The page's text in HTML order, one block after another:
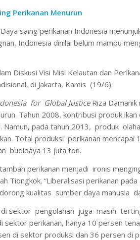
Perikanan Menurun
Daya saing perikanan Indonesia
Indonesia dinilai belum mampu
Diskusi Visi Misi Kelautan dan
di Jakarta, Kamis (19/6).
for Global JusticeRiza Damanik
Tahun 2008, kontribusi produk
Namun, pada tahun 2013, produk
Total produksi perikanan
budidaya 13 juta ton.
perikanan menjadi ironis
Tiongkok. “Liberalisasi perikanan
kualitas sumber daya manusia
di sektor pengolahan juga masih
sektor perikanan, hanya 10 persen
di sektor produksi dan 36 persen di